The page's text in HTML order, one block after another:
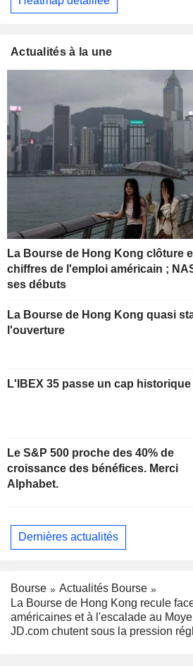
Actualités à la une
La Bourse de Hong Kong clôture
chiffres de l'emploi américain ;
ses débuts
La Bourse de Hong Kong quasi
l'ouverture
L'IBEX 35 passe un cap historique
Le S&P 500 proche des 40% de
croissance des bénéfices. Merci
Alphabet.
Dernières actualités
Bourse
Actualités Bourse
La Bourse de Hong Kong recule
américaines et à l'escalade au
JD.com chutent sous la pression